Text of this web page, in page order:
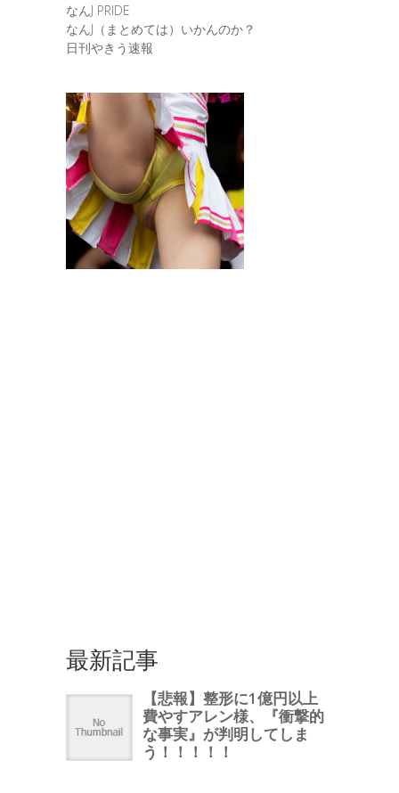
なんJ PRIDE
なんJ（まとめては）いかんのか？
日刊やきう速報
最新記事